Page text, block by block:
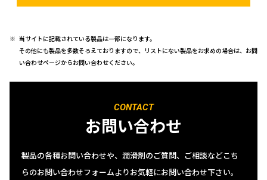
当サイトに記載されている製品は一部になります。
その他にも製品を多数そろえておりますので、リストにない製品をお求めの場合は、お問
い合わせページからお問い合わせください。
CONTACT
お問い合わせ
製品の各種お問い合わせや、潤滑剤のご質問、ご相談などこち
らのお問い合わせフォームよりお気軽にお問い合わせ下さい。